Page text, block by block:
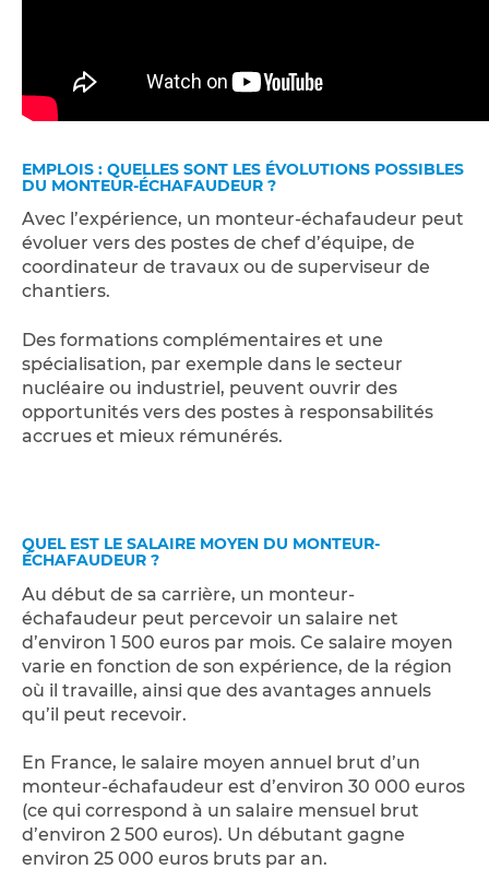
EMPLOIS : QUELLES SONT LES ÉVOLUTIONS POSSIBLES
DU MONTEUR-ÉCHAFAUDEUR ?
Avec l’expérience, un monteur-échafaudeur peut
évoluer vers des postes de chef d’équipe, de
coordinateur de travaux ou de superviseur de
chantiers.
Des formations complémentaires et une
spécialisation, par exemple dans le secteur
nucléaire ou industriel, peuvent ouvrir des
opportunités vers des postes à responsabilités
accrues et mieux rémunérés.
QUEL EST LE SALAIRE MOYEN DU MONTEUR-
ÉCHAFAUDEUR ?
Au début de sa carrière, un monteur-
échafaudeur peut percevoir un salaire net
d’environ 1 500 euros par mois. Ce salaire moyen
varie en fonction de son expérience, de la région
où il travaille, ainsi que des avantages annuels
qu’il peut recevoir.
En France, le salaire moyen annuel brut d’un
monteur-échafaudeur est d’environ 30 000 euros
(ce qui correspond à un salaire mensuel brut
d’environ 2 500 euros). Un débutant gagne
environ 25 000 euros bruts par an.